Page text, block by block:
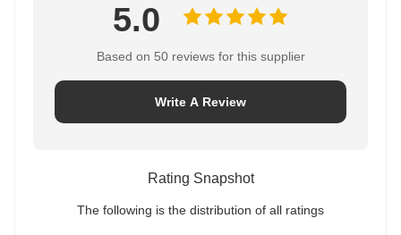
5.0
Based on 50 reviews for this supplier
Write A Review
Rating Snapshot
The following is the distribution of all ratings